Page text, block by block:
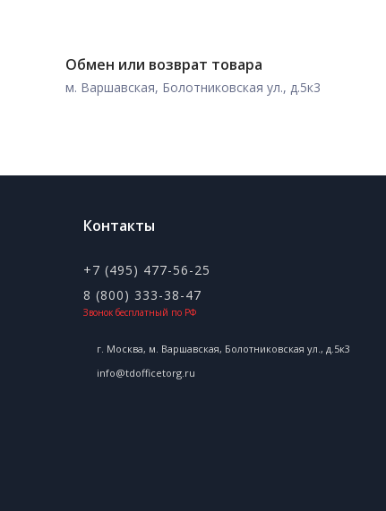
Обмен или возврат товара
м. Варшавская, Болотниковская ул., д.5к3
Контакты
+7 (495) 477-56-25
8 (800) 333-38-47
Звонок бесплатный по РФ
г. Москва, м. Варшавская, Болотниковская ул., д.5к3
info@tdofficetorg.ru